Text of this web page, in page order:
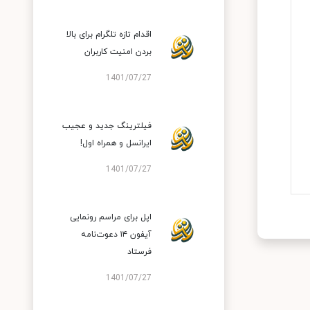
اقدام تازه تلگرام برای بالا
بردن امنیت کاربران
1401/07/27
فیلترینگ جدید و عجیب
ایرانسل و همراه اول!
1401/07/27
اپل برای مراسم رونمایی
آیفون ۱۴ دعوت‌نامه
فرستاد
1401/07/27